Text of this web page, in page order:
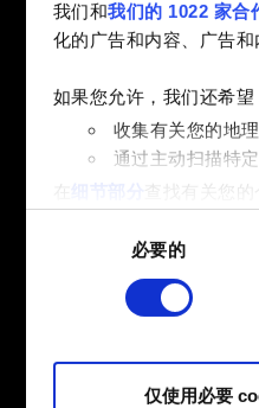
我们和我们的 1022 家合
化的广告和内容、广告
如果您允许，我们还希望
收集有关您的地
通过主动扫描特
在
细节部分
查找有关您
部分需要使用 Cookies
网站将更好地服务于您
您可以在下面的"设置"
必要的
仅使用必要